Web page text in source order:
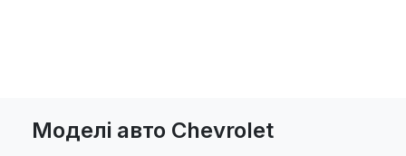
Моделі авто Chevrolet